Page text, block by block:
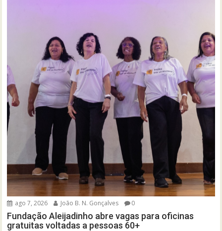
ago 7, 2026 João B. N. Gonçalves 0
Fundação Aleijadinho abre vagas para oficinas
gratuitas voltadas a pessoas 60+